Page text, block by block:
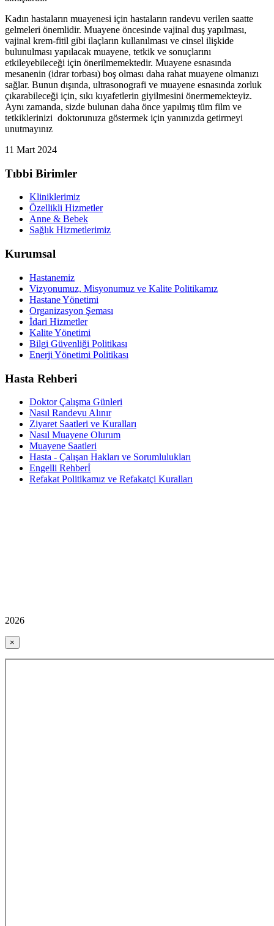
Kadın hastaların muayenesi için hastaların randevu verilen saatte
gelmeleri önemlidir. Muayene öncesinde vajinal duş yapılması,
vajinal krem-fitil gibi ilaçların kullanılması ve cinsel ilişkide
bulunulması yapılacak muayene, tetkik ve sonuçlarını
etkileyebileceği için önerilmemektedir. Muayene esnasında
mesanenin (idrar torbası) boş olması daha rahat muayene olmanızı
sağlar. Bunun dışında, ultrasonografi ve muayene esnasında zorluk
çıkarabileceği için, sıkı kıyafetlerin giyilmesini önermemekteyiz.
Aynı zamanda, sizde bulunan daha önce yapılmış tüm film ve
tetkiklerinizi doktorunuza göstermek için yanınızda getirmeyi
unutmayınız
11 Mart 2024
Tıbbi Birimler
Kliniklerimiz
Özellikli Hizmetler
Anne & Bebek
Sağlık Hizmetlerimiz
Kurumsal
Hastanemiz
Vizyonumuz, Misyonumuz ve Kalite Politikamız
Hastane Yönetimi
Organizasyon Şeması
İdari Hizmetler
Kalite Yönetimi
Bilgi Güvenliği Politikası
Enerji Yönetimi Politikası
Hasta Rehberi
Doktor Çalışma Günleri
Nasıl Randevu Alınır
Ziyaret Saatleri ve Kuralları
Nasıl Muayene Olurum
Muayene Saatleri
Hasta - Çalışan Hakları ve Sorumlulukları
Engelli Rehberİ
Refakat Politikamız ve Refakatçi Kuralları
2026
×